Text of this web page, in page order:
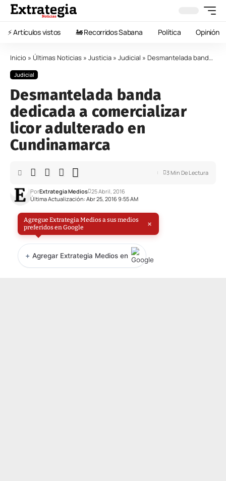
⚡️ Artículos vistos 🚂 Recorridos Sabana Política Opinión
Inicio » Últimas Noticias » Justicia » Judicial » Desmantelada banda dedicada a comercializar licor adulterado en Cundinamarca
Judicial
Desmantelada banda
dedicada a comercializar
licor adulterado en
Cundinamarca
Última Actualización: Abr 25, 2016 9:55 AM
PorExtrategia Medios 25 Abril, 2016
3 Min De Lectura
Agregue Extrategia Medios a sus medios
preferidos en Google
×
+ Agregar Extrategia Medios en